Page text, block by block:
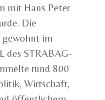
mit Hans Peter
Die
gewohnt im
des STRABAG-
rund 800
Wirtschaft,